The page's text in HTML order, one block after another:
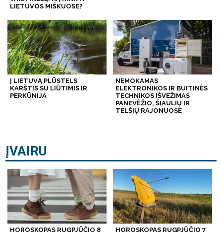
LIETUVOS MIŠKUOSE?
Į LIETUVĄ PLŪSTELS
KARŠTIS SU LIŪTIMIS IR
PERKŪNIJA
NEMOKAMAS
ELEKTRONIKOS IR BUITINĖS
TECHNIKOS IŠVEŽIMAS
PANEVĖŽIO, ŠIAULIŲ IR
TELŠIŲ RAJONUOSE
ĮVAIRU
HOROSKOPAS RUGPJŪČIO 8
HOROSKOPAS RUGPJŪČIO 7